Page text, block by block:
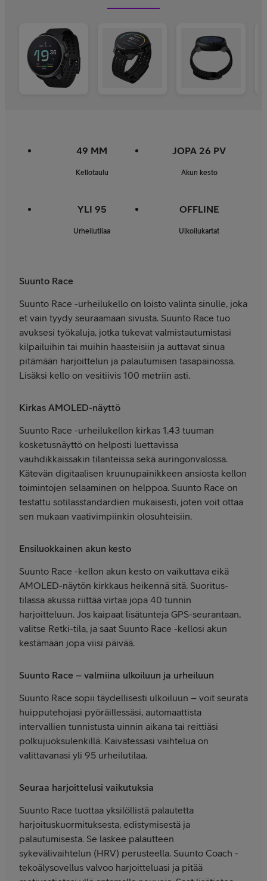
49 MM
Kellotaulu
JOPA 26 PV
Akun kesto
YLI 95
Urheilutilaa
OFFLINE
Ulkoilukartat
Suunto Race
Suunto Race -urheilukello on loisto valinta sinulle, joka
et vain tyydy seuraamaan sivusta. Suunto Race tuo
avuksesi työkaluja, jotka tukevat valmistautumistasi
kilpailuihin tai muihin haasteisiin ja auttavat sinua
pitämään harjoittelun ja palautumisen tasapainossa.
Lisäksi kello on vesitiivis 100 metriin asti.
Kirkas AMOLED-näyttö
Suunto Race -urheilukellon kirkas 1,43 tuuman
kosketusnäyttö on helposti luettavissa
vauhdikkaissakin tilanteissa sekä auringonvalossa.
Kätevän digitaalisen kruunupainikkeen ansiosta kellon
toimintojen selaaminen on helppoa. Suunto Race on
testattu sotilasstandardien mukaisesti, joten voit ottaa
sen mukaan vaativimpiinkin olosuhteisiin.
Ensiluokkainen akun kesto
Suunto Race -kellon akun kesto on vaikuttava eikä
AMOLED-näytön kirkkaus heikennä sitä. Suoritus-
tilassa akussa riittää virtaa jopa 40 tunnin
harjoitteluun. Jos kaipaat lisätunteja GPS-seurantaan,
valitse Retki-tila, ja saat Suunto Race -kellosi akun
kestämään jopa viisi päivää.
Suunto Race – valmiina ulkoiluun ja urheiluun
Suunto Race sopii täydellisesti ulkoiluun – voit seurata
huipputehojasi pyöräillessäsi, automaattista
intervallien tunnistusta uinnin aikana tai reittiäsi
polkujuoksulenkillä. Kaivatessasi vaihtelua on
valittavanasi yli 95 urheilutilaa.
Seuraa harjoittelusi vaikutuksia
Suunto Race tuottaa yksilöllistä palautetta
harjoituskuormituksesta, edistymisestä ja
palautumisesta. Se laskee palautteen
sykevälivaihtelun (HRV) perusteella. Suunto Coach -
tekoälysovellus valvoo harjoitteluasi ja pitää